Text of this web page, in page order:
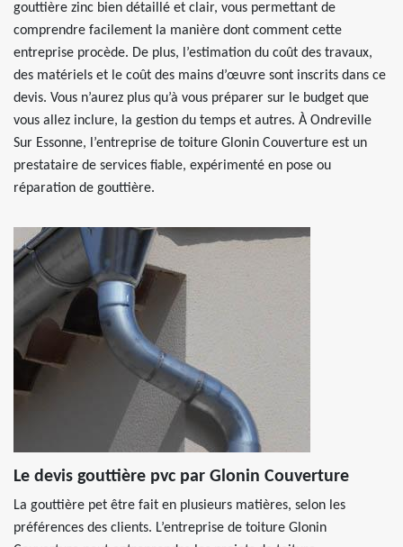
gouttière zinc bien détaillé et clair, vous permettant de
comprendre facilement la manière dont comment cette
entreprise procède. De plus, l’estimation du coût des travaux,
des matériels et le coût des mains d’œuvre sont inscrits dans ce
devis. Vous n’aurez plus qu’à vous préparer sur le budget que
vous allez inclure, la gestion du temps et autres. À Ondreville
Sur Essonne, l’entreprise de toiture Glonin Couverture est un
prestataire de services fiable, expérimenté en pose ou
réparation de gouttière.
Le devis gouttière pvc par Glonin Couverture
La gouttière pet être fait en plusieurs matières, selon les
préférences des clients. L’entreprise de toiture Glonin